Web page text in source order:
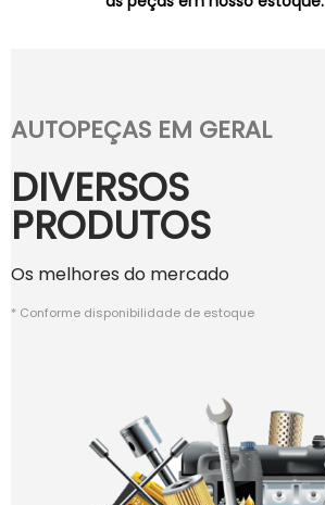
AUTOPEÇAS EM GERAL
DIVERSOS
PRODUTOS
Os melhores do mercado
* Conforme disponibilidade de estoque